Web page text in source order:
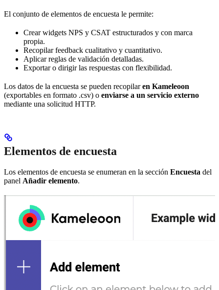
El conjunto de elementos de encuesta le permite:
Crear widgets NPS y CSAT estructurados y con marca
propia.
Recopilar feedback cualitativo y cuantitativo.
Aplicar reglas de validación detalladas.
Exportar o dirigir las respuestas con flexibilidad.
Los datos de la encuesta se pueden recopilaren Kameleoon
(exportables en formato .csv) o enviarse a un servicio externo
mediante una solicitud HTTP.
Elementos de encuesta
Los elementos de encuesta se enumeran en la sección Encuesta del
panel Añadir elemento.